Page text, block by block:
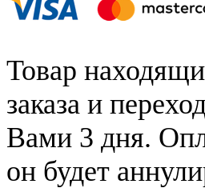
Товар
заказа и
Вами 3 дня.
он будет